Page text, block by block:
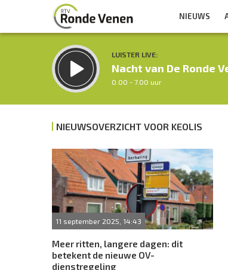
NIEUWS
LUISTER LIVE:
Nacht van De Ronde
0.00 - 7.00 uur
Inklappen
NIEUWSOVERZICHT VOOR KEOLIS
11 september 2025, 14:43
Meer ritten, langere dagen: dit
betekent de nieuwe OV-
dienstregeling